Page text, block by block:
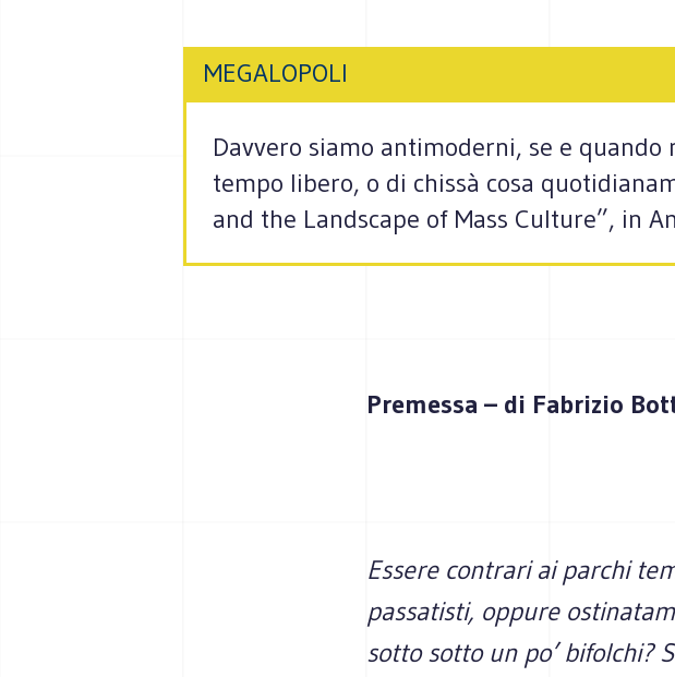
MEGALOPOLI
Davvero siamo antimoderni, se e
tempo libero, o di chissà cosa
and the Landscape of Mass Culture”, in
Premessa – di Fabrizio
Essere contrari ai parchi
passatisti, oppure
sotto sotto un po’ bifolchi?